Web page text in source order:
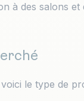
à des salons et
le type de